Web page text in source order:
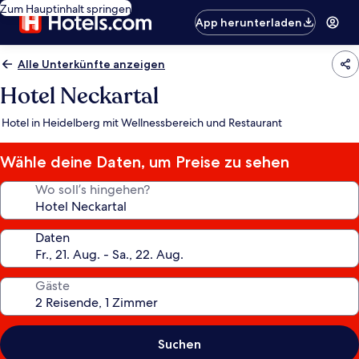
Zum Hauptinhalt springen
App herunterladen
Alle Unterkünfte anzeigen
Hotel Neckartal
Hotel in Heidelberg mit Wellnessbereich und Restaurant
Wähle deine Daten, um Preise zu sehen
Wo soll’s hingehen?
Daten
Gäste
Suchen